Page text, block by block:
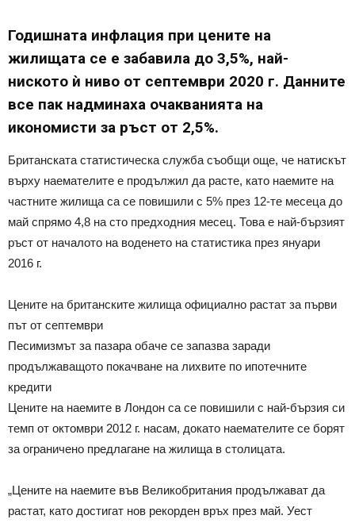
Годишната инфлация при цените на
жилищата се е забавила до 3,5%, най-
ниското ѝ ниво от септември 2020 г. Данните
все пак надминаха очакванията на
икономисти за ръст от 2,5%.
Британската статистическа служба съобщи още, че натискът
върху наемателите е продължил да расте, като наемите на
частните жилища са се повишили с 5% през 12-те месеца до
май спрямо 4,8 на сто предходния месец. Това е най-бързият
ръст от началото на воденето на статистика през януари
2016 г.
Цените на британските жилища официално растат за първи
път от септември
Песимизмът за пазара обаче се запазва заради
продължаващото покачване на лихвите по ипотечните
кредити
Цените на наемите в Лондон са се повишили с най-бързия си
темп от октомври 2012 г. насам, докато наемателите се борят
за ограничено предлагане на жилища в столицата.
„Цените на наемите във Великобритания продължават да
растат, като достигат нов рекорден връх през май. Уест